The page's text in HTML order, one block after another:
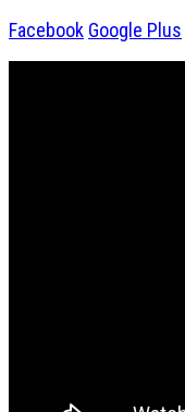
Facebook Google Plus